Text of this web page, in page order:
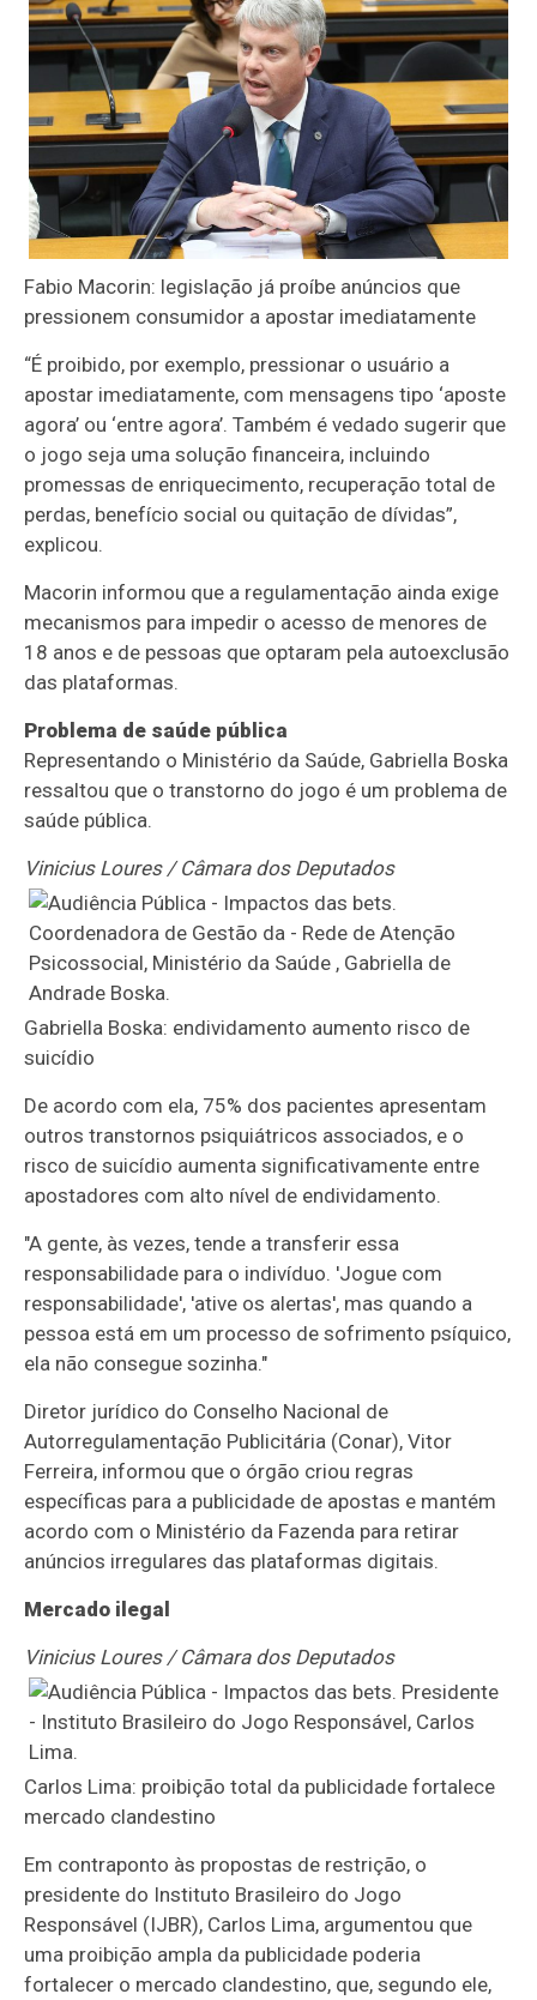
Fabio Macorin: legislação já proíbe anúncios que
pressionem consumidor a apostar imediatamente
“É proibido, por exemplo, pressionar o usuário a
apostar imediatamente, com mensagens tipo ‘aposte
agora’ ou ‘entre agora’. Também é vedado sugerir que
o jogo seja uma solução financeira, incluindo
promessas de enriquecimento, recuperação total de
perdas, benefício social ou quitação de dívidas”,
explicou.
Macorin informou que a regulamentação ainda exige
mecanismos para impedir o acesso de menores de
18 anos e de pessoas que optaram pela autoexclusão
das plataformas.
Problema de saúde pública
Representando o Ministério da Saúde, Gabriella Boska
ressaltou que o transtorno do jogo é um problema de
saúde pública.
Vinicius Loures / Câmara dos Deputados
Gabriella Boska: endividamento aumento risco de
suicídio
De acordo com ela, 75% dos pacientes apresentam
outros transtornos psiquiátricos associados, e o
risco de suicídio aumenta significativamente entre
apostadores com alto nível de endividamento.
"A gente, às vezes, tende a transferir essa
responsabilidade para o indivíduo. 'Jogue com
responsabilidade', 'ative os alertas', mas quando a
pessoa está em um processo de sofrimento psíquico,
ela não consegue sozinha."
Diretor jurídico do Conselho Nacional de
Autorregulamentação Publicitária (Conar), Vitor
Ferreira, informou que o órgão criou regras
específicas para a publicidade de apostas e mantém
acordo com o Ministério da Fazenda para retirar
anúncios irregulares das plataformas digitais.
Mercado ilegal
Vinicius Loures / Câmara dos Deputados
Carlos Lima: proibição total da publicidade fortalece
mercado clandestino
Em contraponto às propostas de restrição, o
presidente do Instituto Brasileiro do Jogo
Responsável (IJBR), Carlos Lima, argumentou que
uma proibição ampla da publicidade poderia
fortalecer o mercado clandestino, que, segundo ele,